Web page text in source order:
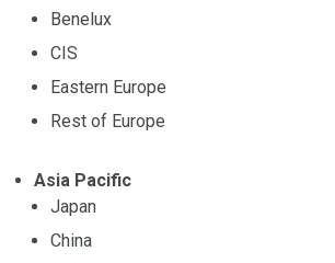
Benelux
CIS
Eastern Europe
Rest of Europe
Asia Pacific
Japan
China